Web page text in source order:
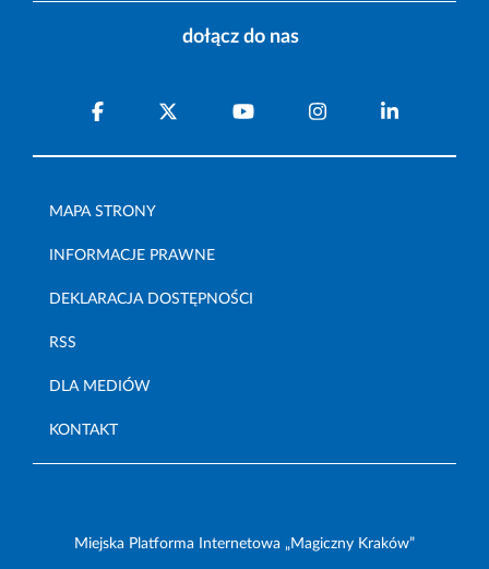
dołącz do nas
MAPA STRONY
INFORMACJE PRAWNE
DEKLARACJA DOSTĘPNOŚCI
RSS
DLA MEDIÓW
KONTAKT
Miejska Platforma Internetowa „Magiczny Kraków”